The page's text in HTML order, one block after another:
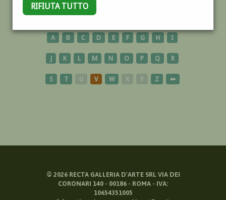
RIFIUTA TUTTO
COLONNA
A B C D E F G H I
J K L M N O P Q R
S T U V W X Y Z ⬅
© 2026RECTA GALLERIA D'ARTE SRL VIA DEI
CORONARI 140 - 00186 - ROMA - IVA:
10654351005